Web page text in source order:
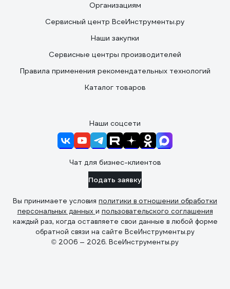
Организациям
Сервисный центр ВсеИнструменты.ру
Наши закупки
Сервисные центры производителей
Правила применения рекомендательных технологий
Каталог товаров
Наши соцсети
Чат для бизнес-клиентов
Подать заявку
Вы принимаете условия политики в отношении обработки
персональных данных и пользовательского соглашения
каждый раз, когда оставляете свои данные в любой форме
обратной связи на сайте ВсеИнструменты.ру
© 2006 — 2026. ВсеИнструменты.ру